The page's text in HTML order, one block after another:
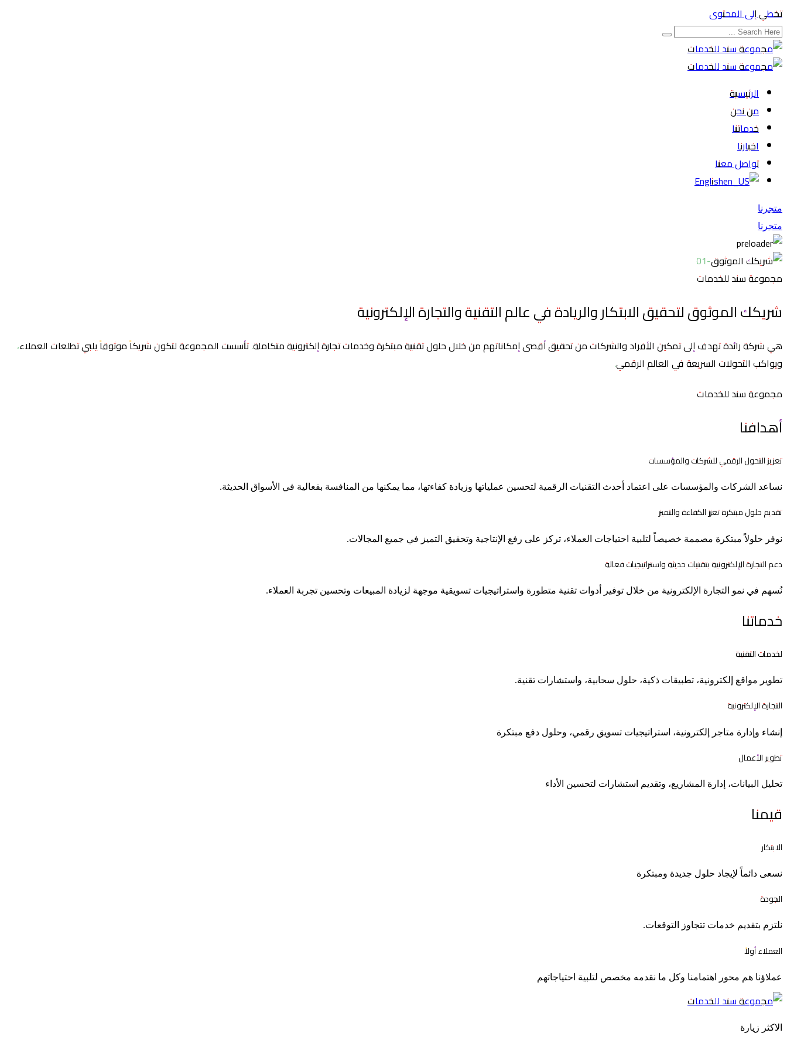
تخطي إلى المحتوى
الرئيسية
من نحن
خدماتنا
اخبارنا
تواصل معنا
English
متجرنا
متجرنا
مجموعة سند للخدمات
شريكك الموثوق لتحقيق الابتكار والريادة في عالم التقنية والتجارة الإلكترونية
هي شركة رائدة تهدف إلى تمكين الأفراد والشركات من تحقيق أقصى إمكاناتهم من خلال حلول تقنية مبتكرة وخدمات تجارة إلكترونية متكاملة. تأسست المجموعة لتكون شريكاً موثوقاً يلبي تطلعات العملاء،
ويواكب التحولات السريعة في العالم الرقمي.
مجموعة سند للخدمات
أهدافنا
تعزيز التحول الرقمي للشركات والمؤسسات
نساعد الشركات والمؤسسات على اعتماد أحدث التقنيات الرقمية لتحسين عملياتها وزيادة كفاءتها، مما يمكنها من المنافسة بفعالية في الأسواق الحديثة.
تقديم حلول مبتكرة تعزز الكفاءة والتميز
نوفر حلولاً مبتكرة مصممة خصيصاً لتلبية احتياجات العملاء، تركز على رفع الإنتاجية وتحقيق التميز في جميع المجالات.
دعم التجارة الإلكترونية بتقنيات حديثة واستراتيجيات فعالة
نُسهم في نمو التجارة الإلكترونية من خلال توفير أدوات تقنية متطورة واستراتيجيات تسويقية موجهة لزيادة المبيعات وتحسين تجربة العملاء.
خدماتنا
لخدمات التقنية
تطوير مواقع إلكترونية، تطبيقات ذكية، حلول سحابية، واستشارات تقنية.
التجارة الإلكترونية
إنشاء وإدارة متاجر إلكترونية، استراتيجيات تسويق رقمي، وحلول دفع مبتكرة
تطوير الأعمال
تحليل البيانات، إدارة المشاريع، وتقديم استشارات لتحسين الأداء
قيمنا
الابتكار
نسعى دائماً لإيجاد حلول جديدة ومبتكرة
الجودة
نلتزم بتقديم خدمات تتجاوز التوقعات.
العملاء أولاً
عملاؤنا هم محور اهتمامنا وكل ما نقدمه مخصص لتلبية احتياجاتهم
الاكثر زيارة